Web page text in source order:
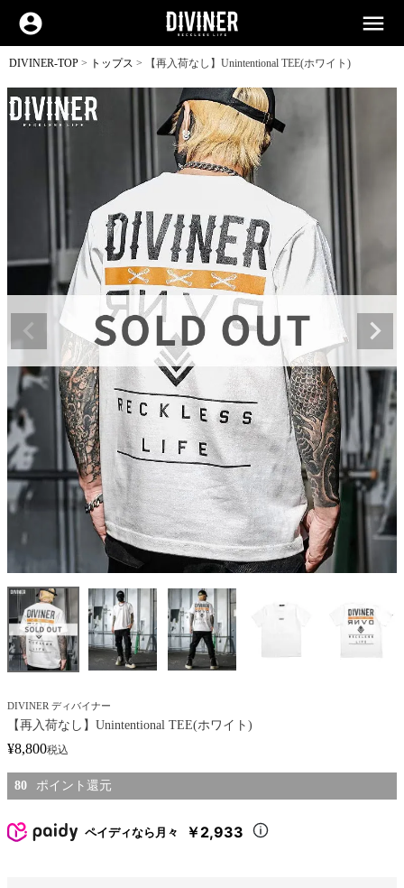
account_circle menu
DIVINER-TOP トップス 【再入荷なし】Unintentional TEE(ホワイト)
DIVINER ディバイナー
【再入荷なし】Unintentional TEE(ホワイト)
¥8,800税込
80
ペイディなら月々 ￥2,933